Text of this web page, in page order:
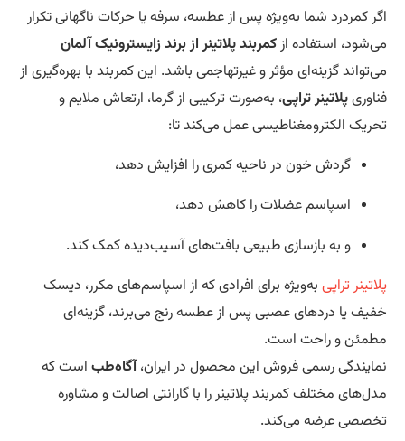
کمردرد شما به‌ویژه پس از عطسه، سرفه یا حرکات ناگهانی تکرار
استفاده ازکمربند پلاتینر از برند زایسترونیک آلمان
گزینه‌ای مؤثر و غیرتهاجمی باشد. این کمربند با بهره‌گیری از
پلاتینر تراپی، به‌صورت ترکیبی از گرما، ارتعاش ملایم و
الکترومغناطیسی عمل می‌کند تا:
گردش خون در ناحیه کمری را افزایش دهد،
اسپاسم عضلات را کاهش دهد،
و به بازسازی طبیعی بافت‌های آسیب‌دیده کمک کند.
تراپیبه‌ویژه برای افرادی که از اسپاسم‌های مکرر، دیسک
یا دردهای عصبی پس از عطسه رنج می‌برند، گزینه‌ای
و راحت است.
رسمی فروش این محصول در ایران،آگاه‌طباست که
مختلف کمربند پلاتینر را با گارانتی اصالت و مشاوره
عرضه می‌کند.